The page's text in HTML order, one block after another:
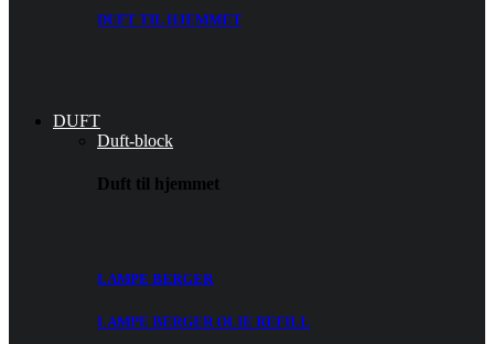
DUFT TIL HJEMMET
DUFT
Duft-block
Duft til hjemmet
LAMPE BERGER
LAMPE BERGER OLIE REFILL